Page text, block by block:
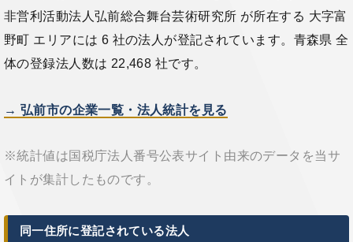
非営利活動法人弘前総合舞台芸術研究所 が所在する 大字富
野町 エリアには 6 社の法人が登記されています。青森県 全
体の登録法人数は 22,468 社です。
→ 弘前市の企業一覧・法人統計を見る
※統計値は国税庁法人番号公表サイト由来のデータを当サ
イトが集計したものです。
同一住所に登記されている法人